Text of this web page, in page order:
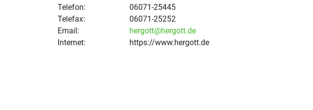
Telefon:
06071-25445
Telefax:
06071-25252
Email:
hergott@hergott.de
Internet:
https://www.hergott.de